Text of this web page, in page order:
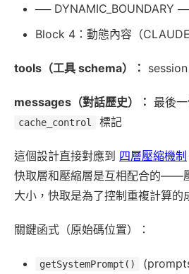
── DYNAMIC_BOUNDARY
Block 4：動態內容（
tools（工具 schema）：
messages（對話歷史）： 最後
cache_control 標記
這個設計直接對應到 四層壓縮機制
快取層和壓縮層是互相配合的——
大小，快取是為了控制重複計算的
關鍵函式（原始碼位置）：
getSystemPrompt()